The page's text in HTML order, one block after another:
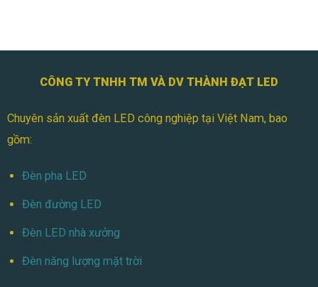
Tiết,
Cực
CÔNG TY TNHH TM VÀ DV THÀNH ĐẠT LED
Chuyên sản xuất đèn LED công nghiệp tại Việt Nam, bao
gồm:
Đèn pha LED
Đèn đường LED
Đèn LED nhà xưởng
Đèn năng lượng mặt trời